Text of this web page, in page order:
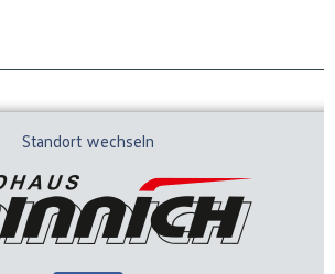
Standort wechseln